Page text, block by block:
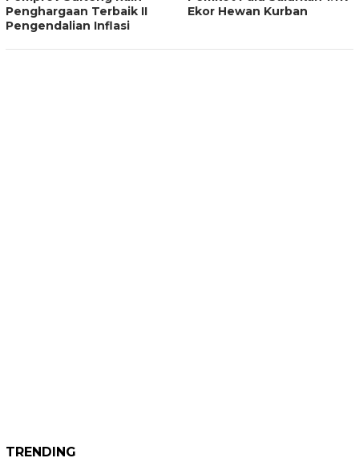
Penghargaan Terbaik II
Pengendalian Inflasi
Ekor Hewan Kurban
TRENDING